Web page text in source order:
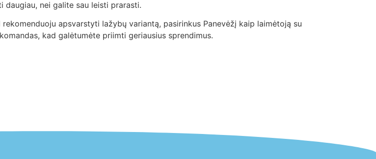
nei galite sau leisti prarasti.
apsvarstyti lažybų variantą, pasirinkus Panevėžį kaip laimėtoją su
kad galėtumėte priimti geriausius sprendimus.